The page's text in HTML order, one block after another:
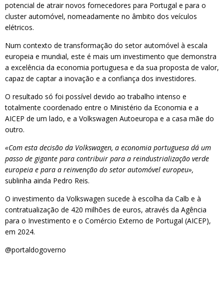
potencial de atrair novos fornecedores para Portugal e para o
cluster automóvel, nomeadamente no âmbito dos veículos
elétricos.
Num contexto de transformação do setor automóvel à escala
europeia e mundial, este é mais um investimento que demonstra
a excelência da economia portuguesa e da sua proposta de valor,
capaz de captar a inovação e a confiança dos investidores.
O resultado só foi possível devido ao trabalho intenso e
totalmente coordenado entre o Ministério da Economia e a
AICEP de um lado, e a Volkswagen Autoeuropa e a casa mãe do
outro.
«Com esta decisão da Volkswagen, a economia portuguesa dá um
passo de gigante para contribuir para a reindustrialização verde
europeia e para a reinvenção do setor automóvel europeu»,
sublinha ainda Pedro Reis.
O investimento da Volkswagen sucede à escolha da Calb e à
contratualização de 420 milhões de euros, através da Agência
para o Investimento e o Comércio Externo de Portugal (AICEP),
em 2024.
@portaldogoverno